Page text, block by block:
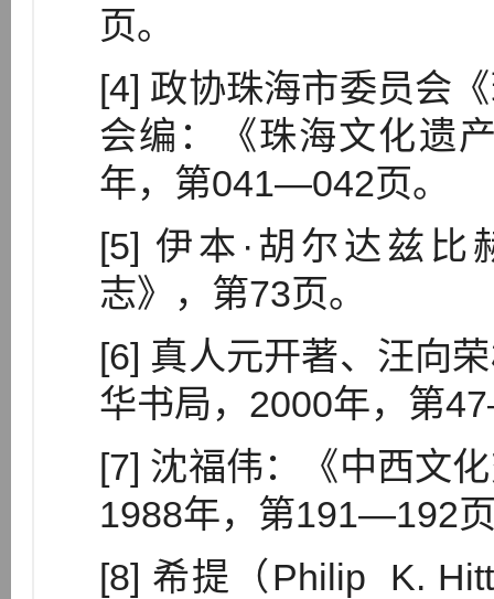
页。
[4] 政协珠海市委员会
会编：《珠海文化遗
年，第041—042页。
[5] 伊本·胡尔达兹比
志》，第73页。
[6] 真人元开著、汪向
华书局，2000年，第
[7] 沈福伟：《中西文
1988年，第191—192
[8] 希提（Philip K.